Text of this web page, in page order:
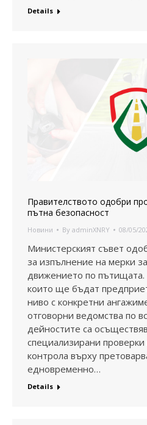
Details
Правителството одобри
пътна безопасност
Новини By adminXNRY 08/05/
Министерският съвет
за изпълнение на мерки
движението по
които ще бъдат
ниво с конкретни
отговорни ведомства по
дейностите са
специализирани
контрола върху
едновременно…
Details